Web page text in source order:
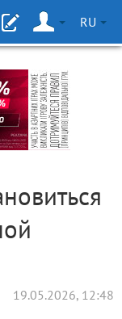
RU
19.05.2026, 12:48